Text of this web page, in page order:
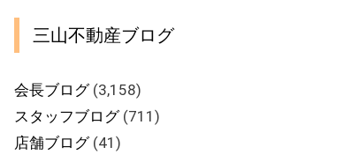
三山不動産ブログ
会長ブログ(3,158)
スタッフブログ(711)
店舗ブログ(41)